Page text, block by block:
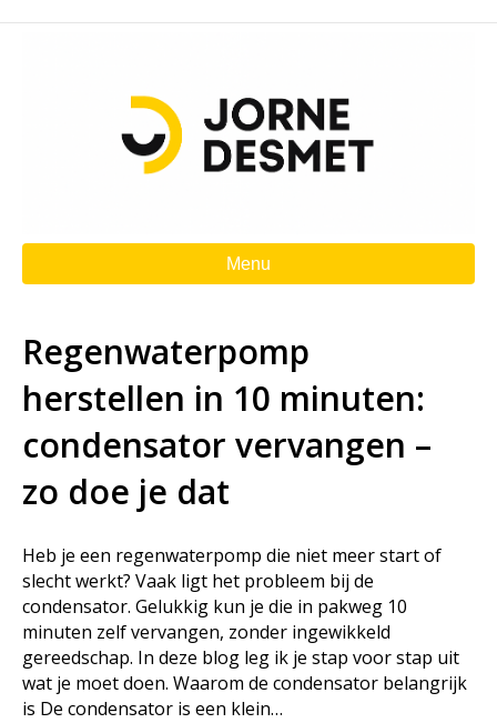
Menu
Regenwaterpomp
herstellen in 10 minuten:
condensator vervangen –
zo doe je dat
Heb je een regenwaterpomp die niet meer start of
slecht werkt? Vaak ligt het probleem bij de
condensator. Gelukkig kun je die in pakweg 10
minuten zelf vervangen, zonder ingewikkeld
gereedschap. In deze blog leg ik je stap voor stap uit
wat je moet doen. Waarom de condensator belangrijk
is De condensator is een klein…